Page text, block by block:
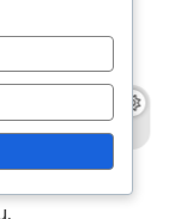
ir
treniņi
atmiņu